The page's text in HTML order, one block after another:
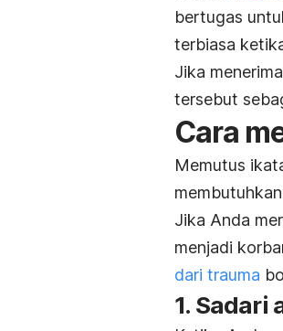
bertugas
terbiasa
Jika
tersebut
Cara
Memutus
Jika Anda
menjadi
dari trauma
1. Sadari